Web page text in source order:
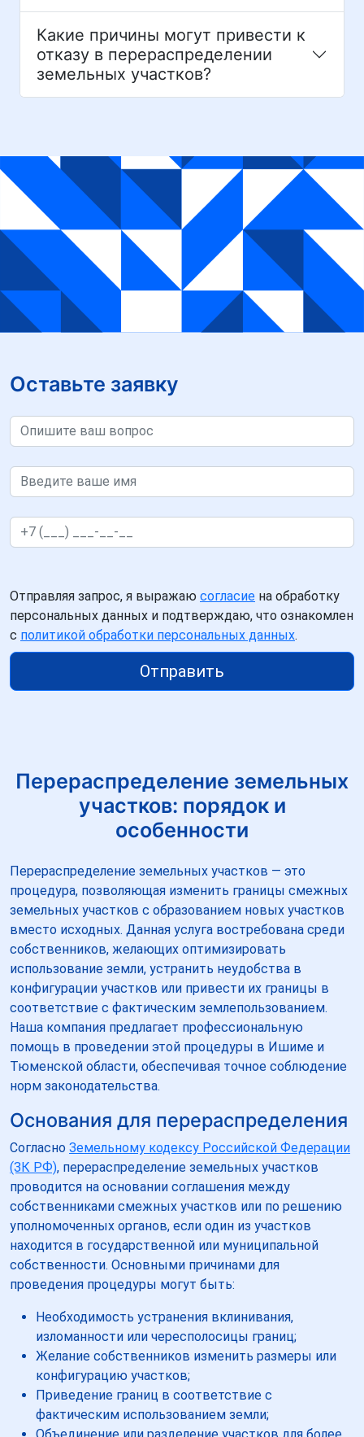
Какие причины могут привести к
отказу в перераспределении
земельных участков?
Оставьте заявку
Отправляя запрос, я выражаю согласие на обработку
персональных данных и подтверждаю, что ознакомлен
с политикой обработки персональных данных.
Отправить
Перераспределение земельных
участков: порядок и
особенности
Перераспределение земельных участков — это
процедура, позволяющая изменить границы смежных
земельных участков с образованием новых участков
вместо исходных. Данная услуга востребована среди
собственников, желающих оптимизировать
использование земли, устранить неудобства в
конфигурации участков или привести их границы в
соответствие с фактическим землепользованием.
Наша компания предлагает профессиональную
помощь в проведении этой процедуры в Ишиме и
Тюменской области, обеспечивая точное соблюдение
норм законодательства.
Основания для перераспределения
Согласно Земельному кодексу Российской Федерации
(ЗК РФ), перераспределение земельных участков
проводится на основании соглашения между
собственниками смежных участков или по решению
уполномоченных органов, если один из участков
находится в государственной или муниципальной
собственности. Основными причинами для
проведения процедуры могут быть:
Необходимость устранения вклинивания,
изломанности или чересполосицы границ;
Желание собственников изменить размеры или
конфигурацию участков;
Приведение границ в соответствие с
фактическим использованием земли;
Объединение или разделение участков для более